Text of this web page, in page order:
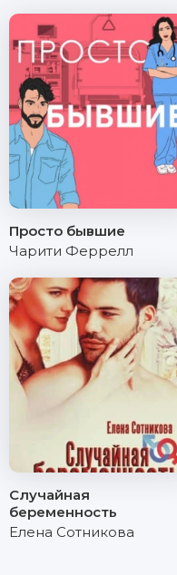
Просто бывшие
Чарити Феррелл
Случайная
беременность
Елена Сотникова